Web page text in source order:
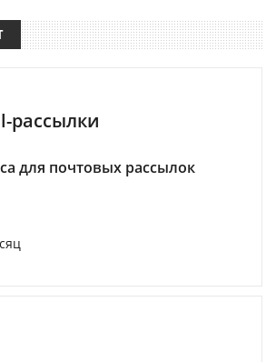
рассылки
для почтовых рассылок